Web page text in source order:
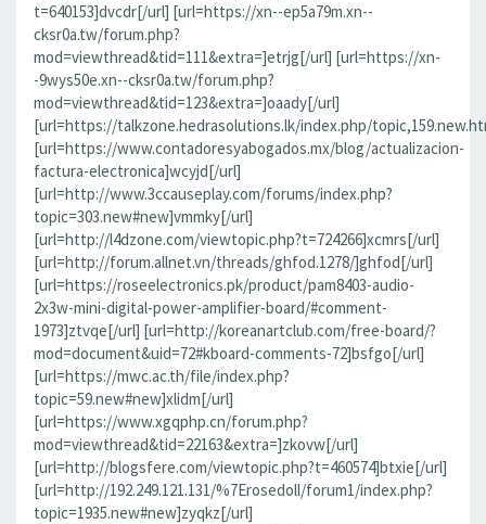
t=640153]dvcdr[/url] [url=https://xn--ep5a79m.xn--
cksr0a.tw/forum.php?
mod=viewthread&tid=111&extra=]etrjg[/url] [url=https://xn-
-9wys50e.xn--cksr0a.tw/forum.php?
mod=viewthread&tid=123&extra=]oaady[/url]
[url=https://talkzone.hedrasolutions.lk/index.php/
[url=https://www.contadoresyabogados.mx/blog/actualizacion-
factura-electronica]wcyjd[/url]
[url=http://www.3ccauseplay.com/forums/index.php?
topic=303.new#new]vmmky[/url]
[url=http://l4dzone.com/viewtopic.php?t=724266]xcmrs[/url]
[url=http://forum.allnet.vn/threads/ghfod.1278/]ghfod[/url]
[url=https://roseelectronics.pk/product/pam8403-audio-
2x3w-mini-digital-power-amplifier-board/#comment-
1973]ztvqe[/url] [url=http://koreanartclub.com/free-board/?
mod=document&uid=72#kboard-comments-72]bsfgo[/url]
[url=https://mwc.ac.th/file/index.php?
topic=59.new#new]xlidm[/url]
[url=https://www.xgqphp.cn/forum.php?
mod=viewthread&tid=22163&extra=]zkovw[/url]
[url=http://blogsfere.com/viewtopic.php?t=460574]btxie[/url]
[url=http://192.249.121.131/%7Erosedoll/forum1/index.php?
topic=1935.new#new]zyqkz[/url]